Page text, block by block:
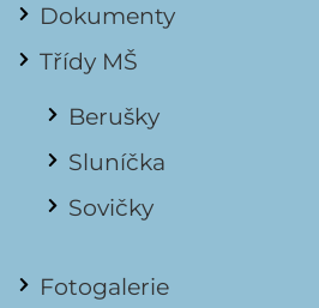
Dokumenty
Třídy MŠ
Berušky
Sluníčka
Sovičky
Fotogalerie